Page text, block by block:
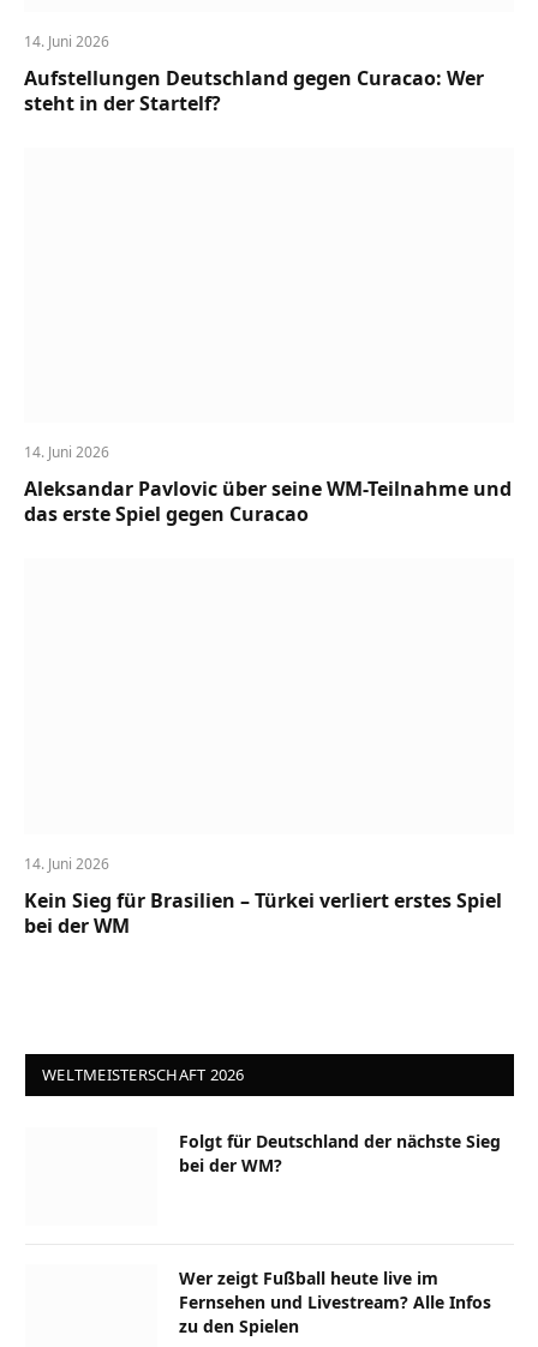
14. Juni 2026
Aufstellungen Deutschland gegen Curacao: Wer
steht in der Startelf?
14. Juni 2026
Aleksandar Pavlovic über seine WM-Teilnahme und
das erste Spiel gegen Curacao
14. Juni 2026
Kein Sieg für Brasilien – Türkei verliert erstes Spiel
bei der WM
WELTMEISTERSCHAFT 2026
Folgt für Deutschland der nächste Sieg
bei der WM?
Wer zeigt Fußball heute live im
Fernsehen und Livestream? Alle Infos
zu den Spielen